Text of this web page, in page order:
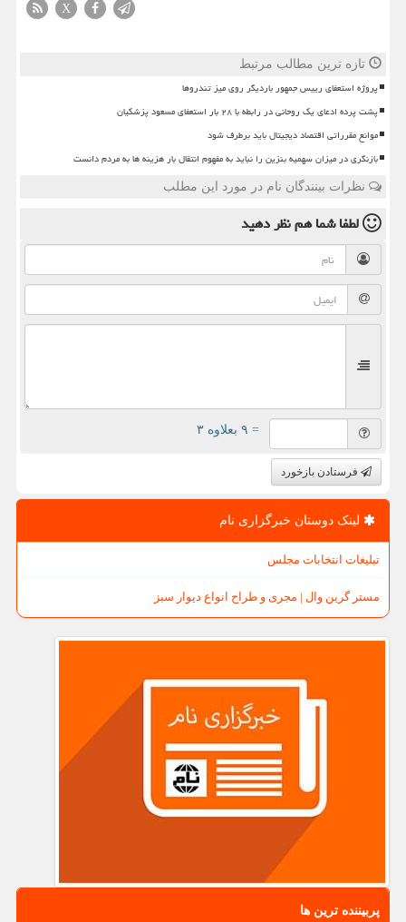
X
تازه ترین مطالب مرتبط
پروژه استعفای رییس جمهور باردیگر روی میز تندروها
پشت پرده ادعای یک روحانی در رابطه با ۲۸ بار استعفای مسعود پزشکیان
موانع مقرراتی اقتصاد دیجیتال باید برطرف شود
بازنگری در میزان سهمیه بنزین را نباید به مفهوم انتقال بار هزینه ها به مردم دانست
نظرات بینندگان نام در مورد این مطلب
لطفا شما همنظر دهید
= ۹ بعلاوه ۳
فرستادن بازخورد
لینک دوستان خبرگزاری نام
تبلیغات انتخابات مجلس
مستر گرین وال | مجری و طراح انواع دیوار سبز
پربیننده ترین ها